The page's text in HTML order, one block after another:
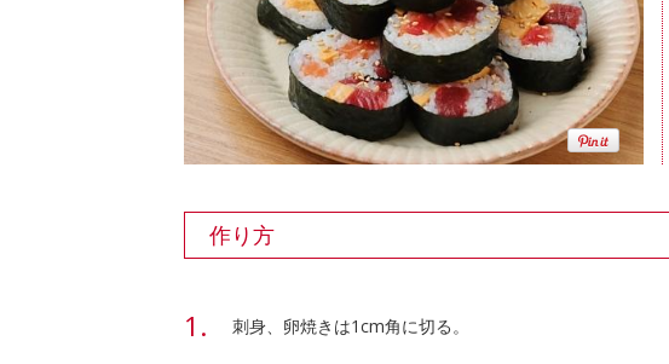
作り方
刺身、卵焼きは1cm角に切る。